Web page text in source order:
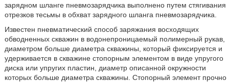
зарядном шланге пневмозарядчика выполнено путем стягивания
отрезков тесьмы в обхват зарядного шланга пневмозарядчика.
Известен пневматический способ заряжания восходящих
обводненных скважин в водонепроницаемый полимерный рукав,
диаметром больше диаметра скважины, который фиксируется и
удерживается в скважине стопорным элементом в виде упругого
диска или упругих пластин, диаметр описанной окружности
которых больше диаметра скважины. Стопорный элемент прочно